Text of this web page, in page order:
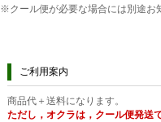
※クール便が必要な場合には別途お
ご利用案内
商品代＋送料になります。
ただし，オクラは，クール便発送